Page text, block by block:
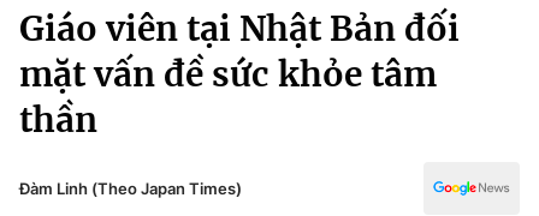
Chuyên mục
Chính trị
Xã hội
Pháp luật
Kinh tế
Thể thao
Truyền hình
Văn hóa - Giải trí
Công nghệ
Giáo viên tại Nhật Bản đối
mặt vấn đề sức khỏe tâm
thần
Đàm Linh (Theo Japan Times)